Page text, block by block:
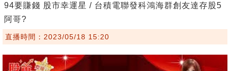
94要賺錢 股市幸運星 / 台積電聯發科鴻海群創友達存股5
阿哥?
直播時間：2023/05/18 15:20